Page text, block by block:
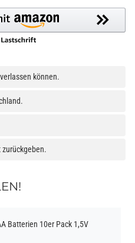
können.
Batterien 10er Pack 1,5V